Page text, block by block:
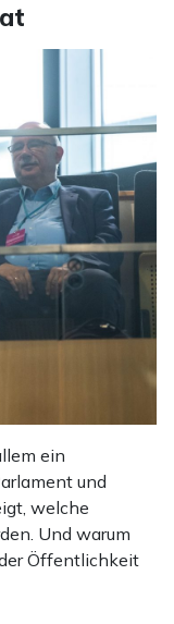
ein
und
welche
Und warum
Öffentlichkeit